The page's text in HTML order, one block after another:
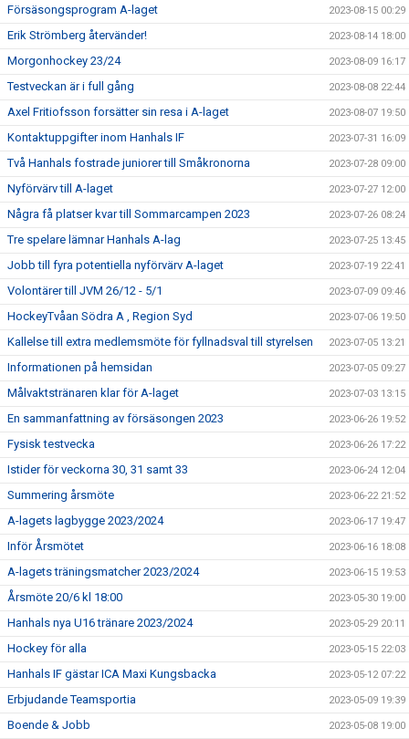
Försäsongsprogram A-laget 2023-08-15 00:29
Erik Strömberg återvänder! 2023-08-14 18:00
Morgonhockey 23/24 2023-08-09 16:17
Testveckan är i full gång 2023-08-08 22:44
Axel Fritiofsson forsätter sin resa i A-laget 2023-08-07 19:50
Kontaktuppgifter inom Hanhals IF 2023-07-31 16:09
Två Hanhals fostrade juniorer till Småkronorna 2023-07-28 09:00
Nyförvärv till A-laget 2023-07-27 12:00
Några få platser kvar till Sommarcampen 2023 2023-07-26 08:24
Tre spelare lämnar Hanhals A-lag 2023-07-25 13:45
Jobb till fyra potentiella nyförvärv A-laget 2023-07-19 22:41
Volontärer till JVM 26/12 - 5/1 2023-07-09 09:46
HockeyTvåan Södra A , Region Syd 2023-07-06 19:50
Kallelse till extra medlemsmöte för fyllnadsval till styrelsen 2023-07-05 13:21
Informationen på hemsidan 2023-07-05 09:27
Målvaktstränaren klar för A-laget 2023-07-03 13:15
En sammanfattning av försäsongen 2023 2023-06-26 19:52
Fysisk testvecka 2023-06-26 17:22
Istider för veckorna 30, 31 samt 33 2023-06-24 12:04
Summering årsmöte 2023-06-22 21:52
A-lagets lagbygge 2023/2024 2023-06-17 19:47
Inför Årsmötet 2023-06-16 18:08
A-lagets träningsmatcher 2023/2024 2023-06-15 19:53
Årsmöte 20/6 kl 18:00 2023-05-30 19:00
Hanhals nya U16 tränare 2023/2024 2023-05-29 20:11
Hockey för alla 2023-05-15 22:03
Hanhals IF gästar ICA Maxi Kungsbacka 2023-05-12 07:22
Erbjudande Teamsportia 2023-05-09 19:39
Boende & Jobb 2023-05-08 19:00